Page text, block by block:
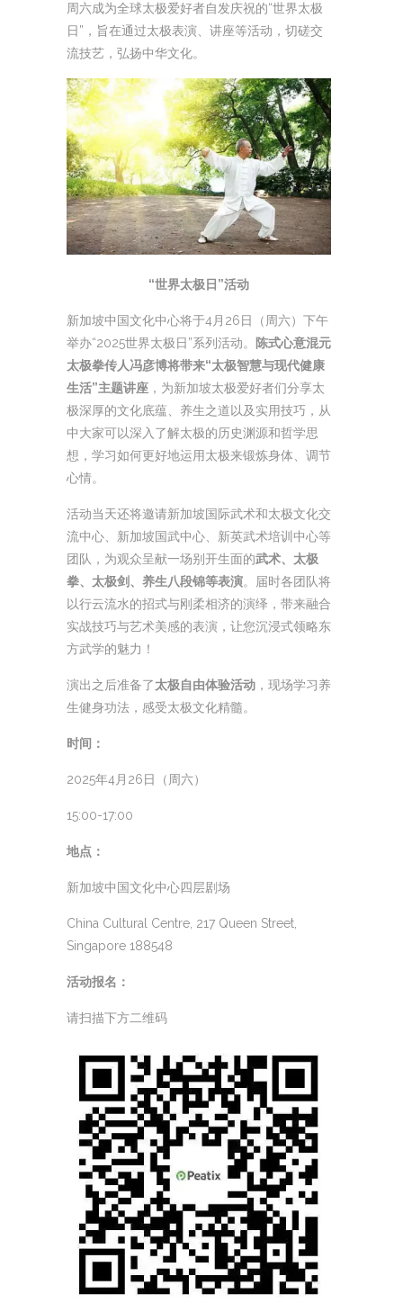
周六成为全球太极爱好者自发庆祝的“世界太极
日”，旨在通过太极表演、讲座等活动，切磋交
流技艺，弘扬中华文化。
“世界太极日”活动
新加坡中国文化中心将于4月26日（周六）下午
举办“2025世界太极日”系列活动。
陈式心意混元
太极拳传人冯彦博将带来“太极智慧与现代健康
生活”主题讲座 ，为新加坡太极爱好者们分享太
极深厚的文化底蕴、养生之道以及实用技巧，从
中大家可以深入了解太极的历史渊源和哲学思
想，学习如何更好地运用太极来锻炼身体、调节
心情。
活动当天还将邀请新加坡国际武术和太极文化交
流中心、新加坡国武中心、新英武术培训中心等
团队，为观众呈献一场别开生面的武术、太极
拳、太极剑、养生八段锦等表演。届时各团队将
以行云流水的招式与刚柔相济的演绎，带来融合
实战技巧与艺术美感的表演，让您沉浸式领略东
方武学的魅力！
演出之后准备了太极自由体验活动 ，现场学习养
生健身功法，感受太极文化精髓。
时间：
2025年4月26日（周六）
15:00-17:00
地点：
新加坡中国文化中心四层剧场
China Cultural Centre, 217 Queen Street,
Singapore 188548
活动报名：
请扫描下方二维码